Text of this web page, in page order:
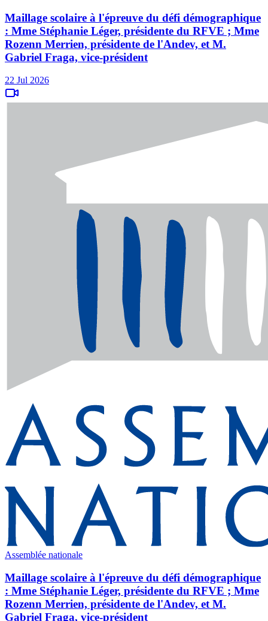
Maillage scolaire à l'épreuve du défi démographique
: Mme Stéphanie Léger, présidente du RFVE ; Mme
Rozenn Merrien, présidente de l'Andev, et M.
Gabriel Fraga, vice-président
22 Jul 2026
Assemblée nationale
Maillage scolaire à l'épreuve du défi démographique
: Mme Stéphanie Léger, présidente du RFVE ; Mme
Rozenn Merrien, présidente de l'Andev, et M.
Gabriel Fraga, vice-président